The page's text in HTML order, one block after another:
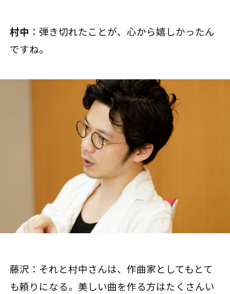
村中 ：弾き切れたことが、心から嬉しかったん
ですね。
藤沢：それと村中さんは、作曲家としてもとて
も頼りになる。美しい曲を作る方はたくさんい